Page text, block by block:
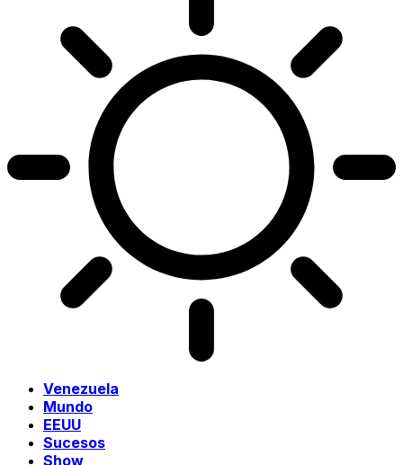
Venezuela
Mundo
EEUU
Sucesos
Show